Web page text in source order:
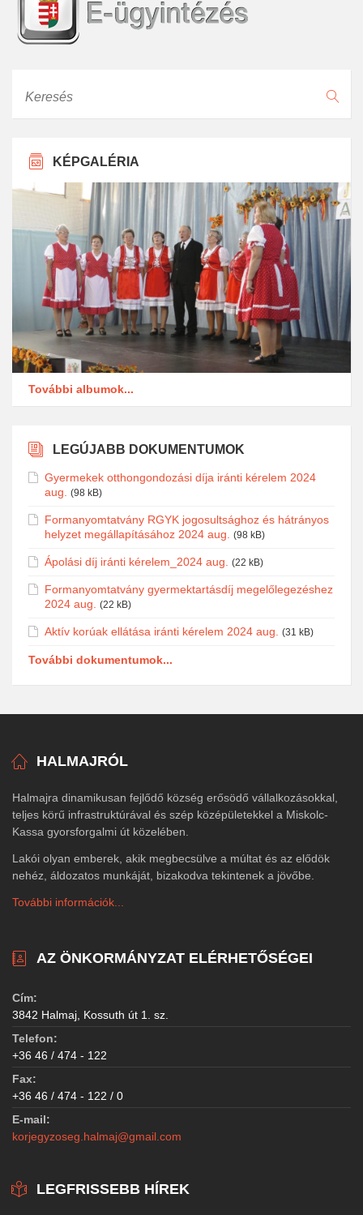
KÉPGALÉRIA
További albumok...
LEGÚJABB DOKUMENTUMOK
Gyermekek otthongondozási díja iránti kérelem 2024
aug.
(98 kB)
Formanyomtatvány RGYK jogosultsághoz és hátrányos
helyzet megállapításához 2024 aug.
(98 kB)
Ápolási díj iránti kérelem_2024 aug. (22 kB)
Formanyomtatvány gyermektartásdíj megelőlegezéshez
2024 aug.
(22 kB)
Aktív korúak ellátása iránti kérelem 2024 aug. (31 kB)
További dokumentumok...
HALMAJRÓL
Halmajra dinamikusan fejlődő község erősödő vállalkozásokkal,
teljes körű infrastruktúrával és szép középületekkel a Miskolc-
Kassa gyorsforgalmi út közelében.
Lakói olyan emberek, akik megbecsülve a múltat és az elődök
nehéz, áldozatos munkáját, bizakodva tekintenek a jövőbe.
További információk...
AZ ÖNKORMÁNYZAT ELÉRHETŐSÉGEI
Cím:
3842 Halmaj, Kossuth út 1. sz.
Telefon:
+36 46 / 474 - 122
Fax:
+36 46 / 474 - 122 / 0
E-mail:
korjegyzoseg.halmaj@gmail.com
LEGFRISSEBB HÍREK